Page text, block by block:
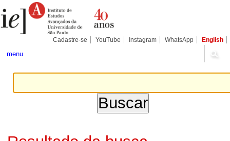
para
conteúdo.
Pessoais
Cadastre-se YouTube Instagram WhatsApp English
menu